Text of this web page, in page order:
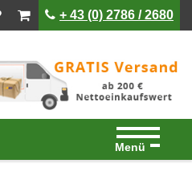
ist leerist leer+ 43 (0) 2786 / 2680
Menü